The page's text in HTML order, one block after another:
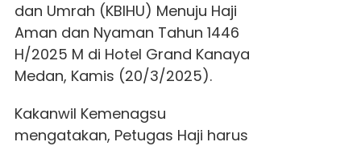
dan Umrah (KBIHU) Menuju Haji
Aman dan Nyaman Tahun 1446
H/2025 M di Hotel Grand Kanaya
Medan, Kamis (20/3/2025).
Kakanwil Kemenagsu
mengatakan, Petugas Haji harus